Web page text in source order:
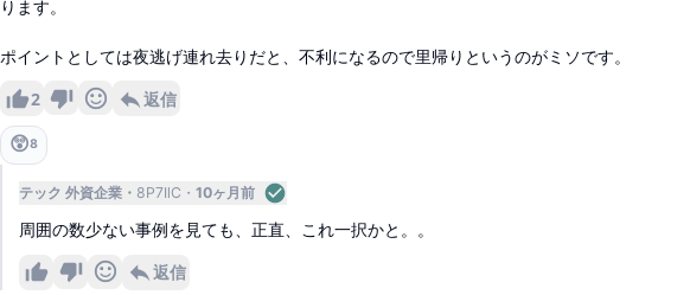
ります。
ポイントとしては夜逃げ連れ去りだと、不利になるので里帰りというのがミソです。
2 返信
😲8
テック 外資企業 8P7IlC 10ヶ月前
周囲の数少ない事例を見ても、正直、これ一択かと。。
返信